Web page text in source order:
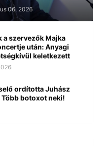
06, 2026
a szervezők Majka
után: Anyagi
keletkezett
ordította Juhász
Több botoxot neki!